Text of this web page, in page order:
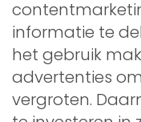
informatie te
het gebruik
advertenties
vergroten.